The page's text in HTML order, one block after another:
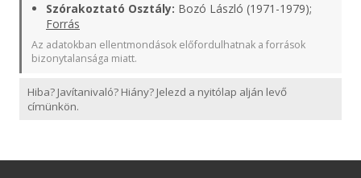
Szórakoztató Osztály: Bozó László (1971-1979);
Forrás
Az adatokban ellentmondások előfordulhatnak a források
bizonytalansága miatt.
Hiba? Javítanivaló? Hiány? Jelezd a nyitólap alján levő
címünkön.